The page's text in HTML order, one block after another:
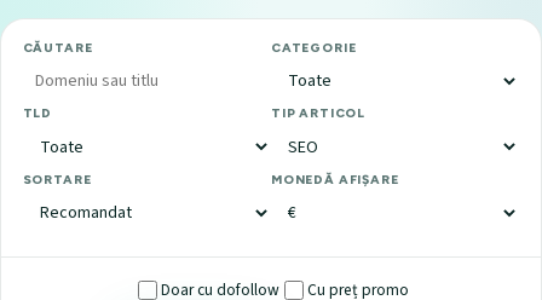
CĂUTARE CATEGORIE
TLD TIP ARTICOL
SORTARE MONEDĂ AFIȘARE
Doar cu dofollow Cu preț promo